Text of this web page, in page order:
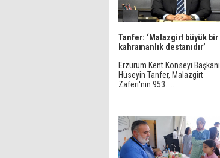
Tanfer: ‘Malazgirt büyük bir
kahramanlık destanıdır’
Erzurum Kent Konseyi Başkanı
Hüseyin Tanfer, Malazgirt
Zaferi'nin 953. ...